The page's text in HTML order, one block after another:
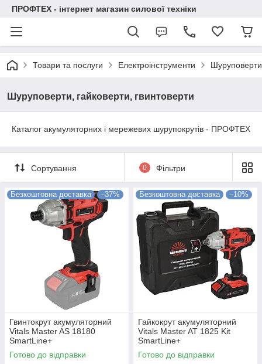
ПРОФТЕХ - інтернет магазин силової техніки
Товари та послуги Електроінструменти
Шуруповерти, гайковерти, гвинтоверти
Каталог акумуляторних і мережевих шурупокрутів - ПРОФТЕХ
Сортування 0 Фільтри
Безкоштовна доставка –37%
Гвинтокрут акумуляторний
Vitals Master AS 18180
SmartLine+
Готово до відправки
Безкоштовна доставка –10%
Гайкокрут акумуляторний
Vitals Master AT 1825 Kit
SmartLine+
Готово до відправки